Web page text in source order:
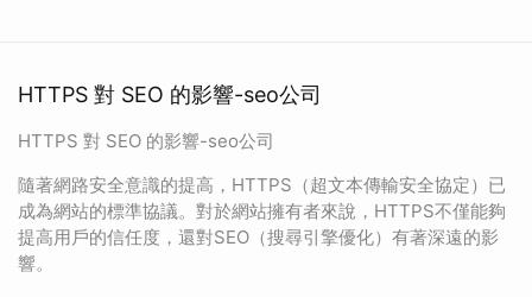
HTTPS 對 SEO 的影響-seo公司
HTTPS 對 SEO 的影響-seo公司
隨著網路安全意識的提高，HTTPS（超文本傳輸安全協定）已
成為網站的標準協議。對於網站擁有者來說，HTTPS不僅能夠
提高用戶的信任度，還對SEO（搜尋引擎優化）有著深遠的影
響。